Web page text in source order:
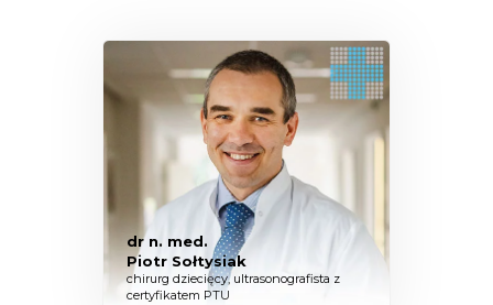
dr n. med.
Piotr Sołtysiak
chirurg dziecięcy, ultrasonografista z
certyfikatem PTU